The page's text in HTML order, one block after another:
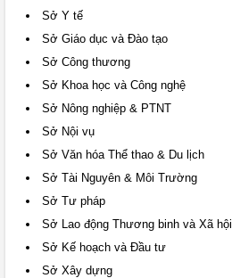
Sở Y tế
Sở Giáo dục và Đào tạo
Sở Công thương
Sở Khoa học và Công nghệ
Sở Nông nghiệp & PTNT
Sở Nội vụ
Sở Văn hóa Thể thao & Du lịch
Sở Tài Nguyên & Môi Trường
Sở Tư pháp
Sở Lao động Thương binh và Xã hội
Sở Kế hoạch và Đầu tư
Sở Xây dựng